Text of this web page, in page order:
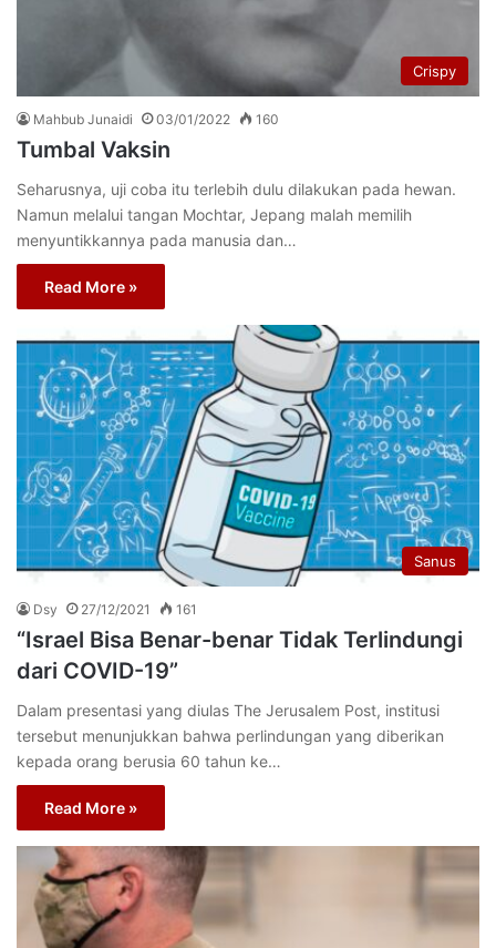
Crispy
Mahbub Junaidi 03/01/2022 160
Tumbal Vaksin
Seharusnya, uji coba itu terlebih dulu dilakukan pada hewan.
Namun melalui tangan Mochtar, Jepang malah memilih
menyuntikkannya pada manusia dan…
Read More »
Sanus
Dsy 27/12/2021 161
“Israel Bisa Benar-benar Tidak Terlindungi
dari COVID-19”
Dalam presentasi yang diulas The Jerusalem Post, institusi
tersebut menunjukkan bahwa perlindungan yang diberikan
kepada orang berusia 60 tahun ke…
Read More »